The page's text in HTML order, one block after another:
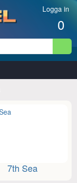
Logga in
0
7th Sea